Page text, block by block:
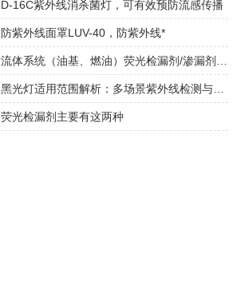
D-16C紫外线消杀菌灯，可有效预防流感传播
防紫外线面罩LUV-40，防紫外线*
黑光灯适用范围解析：多场景紫外线检测与应用解决方案​
荧光检漏剂主要有这两种